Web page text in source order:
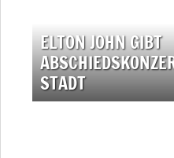
ELTON JOHN GIBT
STADT